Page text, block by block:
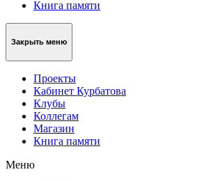
Книга памяти
Закрыть меню
Проекты
Кабинет Курбатова
Клубы
Коллегам
Магазин
Книга памяти
Меню